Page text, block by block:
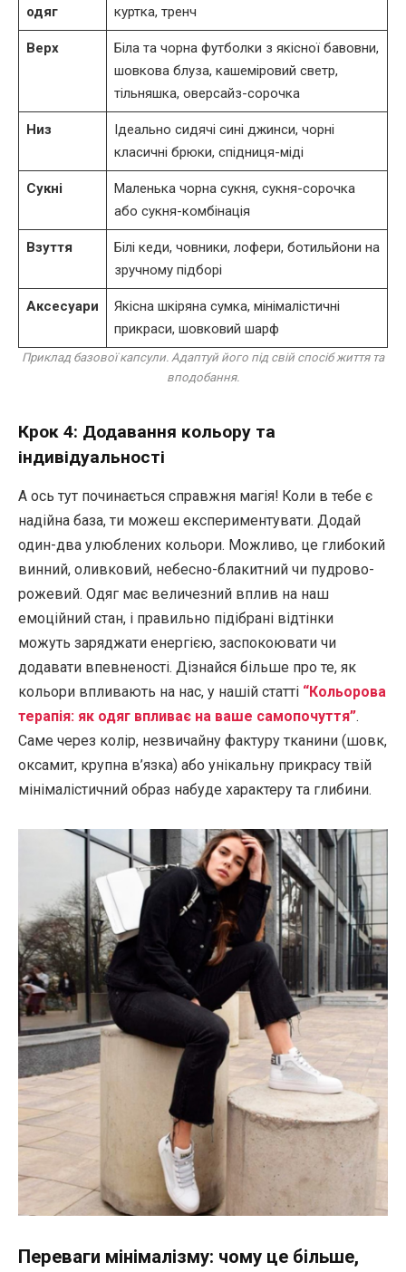
одяг
куртка, тренч
Верх
Біла та чорна футболки з якісної бавовни,
шовкова блуза, кашеміровий светр,
тільняшка, оверсайз-сорочка
Низ
Ідеально сидячі сині джинси, чорні
класичні брюки, спідниця-міді
Сукні
Маленька чорна сукня, сукня-сорочка
або сукня-комбінація
Взуття
Білі кеди, човники, лофери, ботильйони на
зручному підборі
Аксесуари
Якісна шкіряна сумка, мінімалістичні
прикраси, шовковий шарф
Приклад базової капсули. Адаптуй його під свій спосіб життя та
вподобання.
Крок 4: Додавання кольору та
індивідуальності
А ось тут починається справжня магія! Коли в тебе є
надійна база, ти можеш експериментувати. Додай
один-два улюблених кольори. Можливо, це глибокий
винний, оливковий, небесно-блакитний чи пудрово-
рожевий. Одяг має величезний вплив на наш
емоційний стан, і правильно підібрані відтінки
можуть заряджати енергією, заспокоювати чи
додавати впевненості. Дізнайся більше про те, як
кольори впливають на нас, у нашій статті “Кольорова
терапія: як одяг впливає на ваше самопочуття”.
Саме через колір, незвичайну фактуру тканини (шовк,
оксамит, крупна в’язка) або унікальну прикрасу твій
мінімалістичний образ набуде характеру та глибини.
Переваги мінімалізму: чому це більше,